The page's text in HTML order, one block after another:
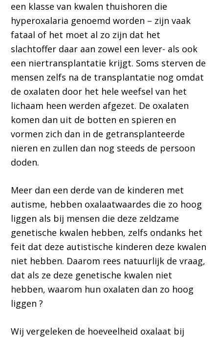
een klasse van kwalen thuishoren die
hyperoxalaria genoemd worden – zijn vaak
fataal of het moet al zo zijn dat het
slachtoffer daar aan zowel een lever- als ook
een niertransplantatie krijgt. Soms sterven de
mensen zelfs na de transplantatie nog omdat
de oxalaten door het hele weefsel van het
lichaam heen werden afgezet. De oxalaten
komen dan uit de botten en spieren en
vormen zich dan in de getransplanteerde
nieren en zullen dan nog steeds de persoon
doden.
Meer dan een derde van de kinderen met
autisme, hebben oxalaatwaardes die zo hoog
liggen als bij mensen die deze zeldzame
genetische kwalen hebben, zelfs ondanks het
feit dat deze autistische kinderen deze kwalen
niet hebben. Daarom rees natuurlijk de vraag,
dat als ze deze genetische kwalen niet
hebben, waarom hun oxalaten dan zo hoog
liggen ?
Wij vergeleken de hoeveelheid oxalaat bij